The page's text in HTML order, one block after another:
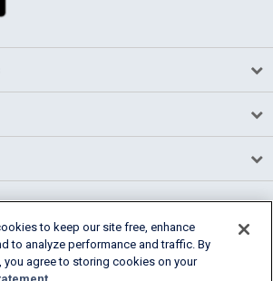
to keep our site free, enhance
to analyze performance and traffic. By
you agree to storing cookies on your